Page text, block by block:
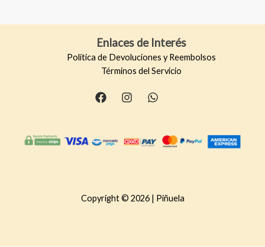
Enlaces de Interés
Política de Devoluciones y Reembolsos
Términos del Servicio
Copyright © 2026 | Piñuela